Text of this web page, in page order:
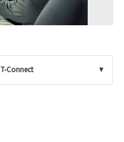
T-Connect